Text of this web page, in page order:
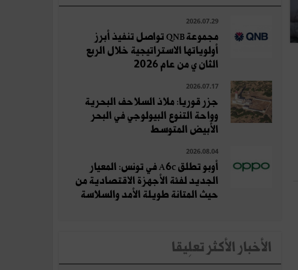
2026.07.29
مجموعة QNB تواصل تنفيذ أبرز
أولوياتها الاستراتيجية خلال الربع
الثان ي من عام 2026
2026.07.17
جزر قوريا: ملاذ السلاحف البحرية
وواحة التنوع البيولوجي في البحر
الأبيض المتوسط
2026.08.04
أوبو تطلق A6c في تونس: المعيار
الجديد لفئة الأجهزة الاقتصادية من
حيث المتانة طويلة الأمد والسلاسة
الأخبار الأكثر تعلِيقا